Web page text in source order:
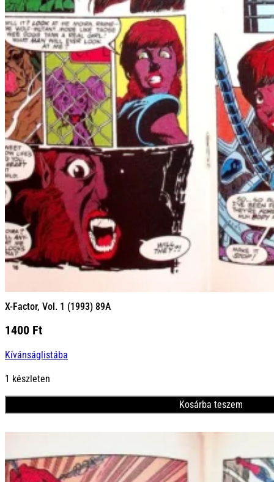
X-Factor, Vol. 1 (1993) 89A
1400 Ft
Kívánságlistába
1 készleten
Kosárba teszem